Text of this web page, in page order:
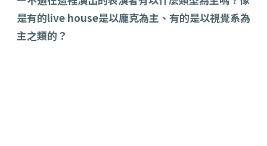
是有的live house是以龐克為主、有的是以視覺系為
主之類的？